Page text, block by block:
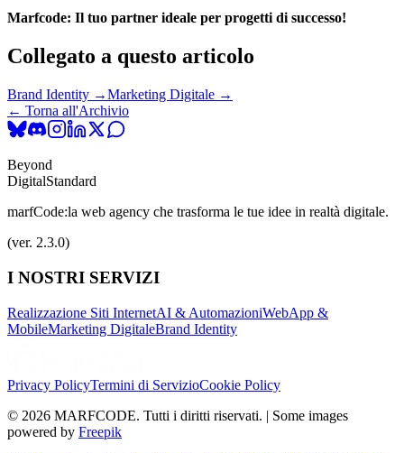
Marfcode: Il tuo partner ideale per progetti di successo!
Collegato a questo articolo
Brand Identity →Marketing Digitale →
← Torna all'Archivio
Beyond
DigitalStandard
marfCode:la web agency che trasforma le tue idee in realtà digitale.
(ver. 2.3.0)
I NOSTRI SERVIZI
Realizzazione Siti InternetAI & AutomazioniWebApp &
MobileMarketing DigitaleBrand Identity
Privacy PolicyTermini di ServizioCookie Policy
© 2026 MARFCODE. Tutti i diritti riservati. | Some images
powered by Freepik